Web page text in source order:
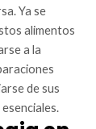
Ya se
alimentos
a la
de sus